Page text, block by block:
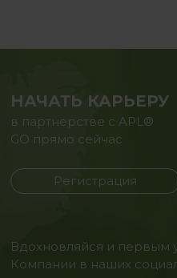
НАЧАТЬ КАРЬЕРУ
в партнерстве с APL®
GO прямо сейчас
Регистрация
Вдохновляйся и первым
Компании в наших